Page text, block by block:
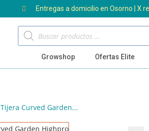
Entregas a domicilio en Osorno | X
Growshop Ofertas Elite
Tijera Curved Garden...